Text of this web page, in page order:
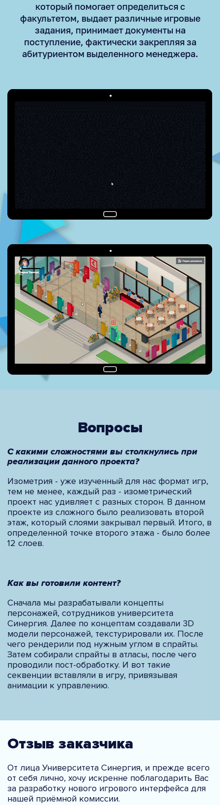
который помогает определиться с
факультетом, выдает различные игровые
задания, принимает документы на
поступление, фактически закрепляя за
абитуриентом выделенного менеджера.
Вопросы
С какими сложностями вы столкнулись при
реализации данного проекта?
Изометрия - уже изученный для нас формат игр,
тем не менее, каждый раз - изометрический
проект нас удивляет с разных сторон. В данном
проекте из сложного было реализовать второй
этаж, который слоями закрывал первый. Итого, в
определенной точке второго этажа - было более
12 слоев.
Как вы готовили контент?
Сначала мы разрабатывали концепты
персонажей, сотрудников университета
Синергия. Далее по концептам создавали 3D
модели персонажей, текстурировали их. После
чего рендерили под нужным углом в спрайты.
Затем собирали спрайты в атласы, после чего
проводили пост-обработку. И вот такие
секвенции вставляли в игру, привязывая
анимации к управлению.
Отзыв заказчика
От лица Университета Синергия, и прежде всего
от себя лично, хочу искренне поблагодарить Вас
за разработку нового игрового интерфейса для
нашей приёмной комиссии.